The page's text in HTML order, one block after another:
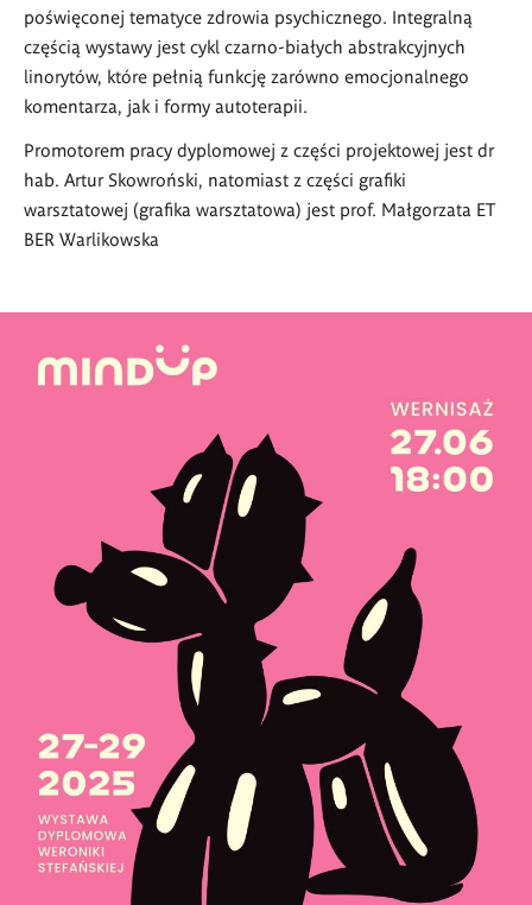
poświęconej tematyce zdrowia psychicznego. Integralną
częścią wystawy jest cykl czarno-białych abstrakcyjnych
linorytów, które pełnią funkcję zarówno emocjonalnego
komentarza, jak i formy autoterapii.
Promotorem pracy dyplomowej z części projektowej jest dr
hab. Artur Skowroński, natomiast z części grafiki
warsztatowej (grafika warsztatowa) jest prof. Małgorzata ET
BER Warlikowska